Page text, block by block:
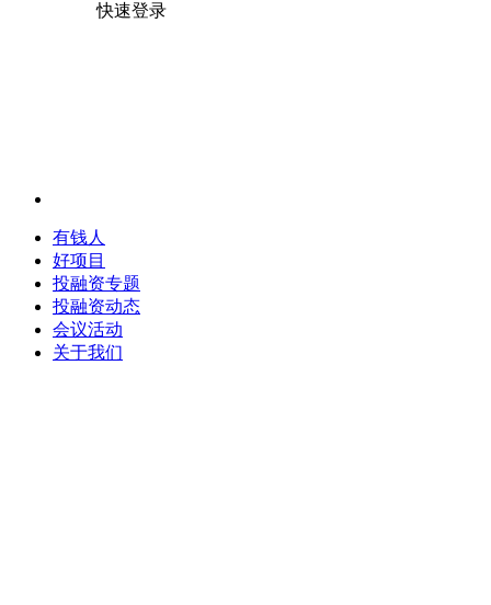
快速登录
有钱人
好项目
投融资专题
投融资动态
会议活动
关于我们